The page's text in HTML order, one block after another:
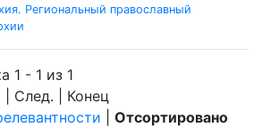
Региональный православный
1 - 1 из 1
| След. | Конец
Отсортировано